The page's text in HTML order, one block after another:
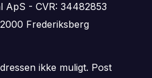
ApS - CVR: 34482853
Frederiksberg
ikke muligt. Post